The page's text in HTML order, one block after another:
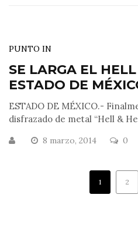
PUNTO IN
SE LARGA EL
ESTADO DE
ESTADO DE MÉXICO.-
disfrazado de metal “Hell &
8 marzo, 2014 0
1 2